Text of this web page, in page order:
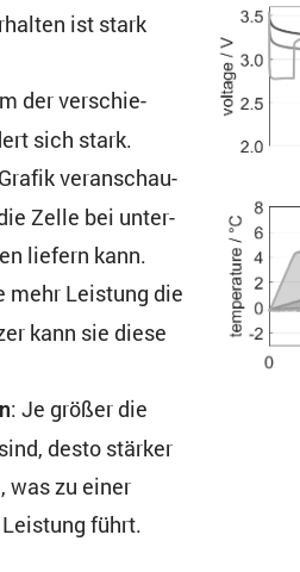
ist stark
der verschie­
sich stark.
veran­schau­
Zelle bei unter­
liefern kann.
mehr Leistung die
kann sie diese
: Je größer die
desto stärker
was zu einer
führt.